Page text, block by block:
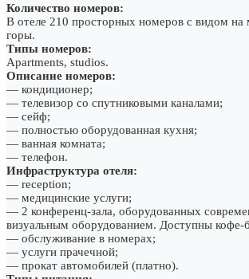
Количество номеров:
В отеле 210 просторных номеров с видом на
горы.
Типы номеров:
Apartments, studios.
Описание номеров:
— кондиционер;
— телевизор со спутниковыми каналами;
— сейф;
— полностью оборудованная кухня;
— ванная комната;
— телефон.
Инфраструктура отеля:
— reception;
— медицинские услуги;
— 2 конференц-зала, оборудованных
визуальным оборудованием. Доступны кофе-
— обслуживание в номерах;
— услуги прачечной;
— прокат автомобилей (платно).